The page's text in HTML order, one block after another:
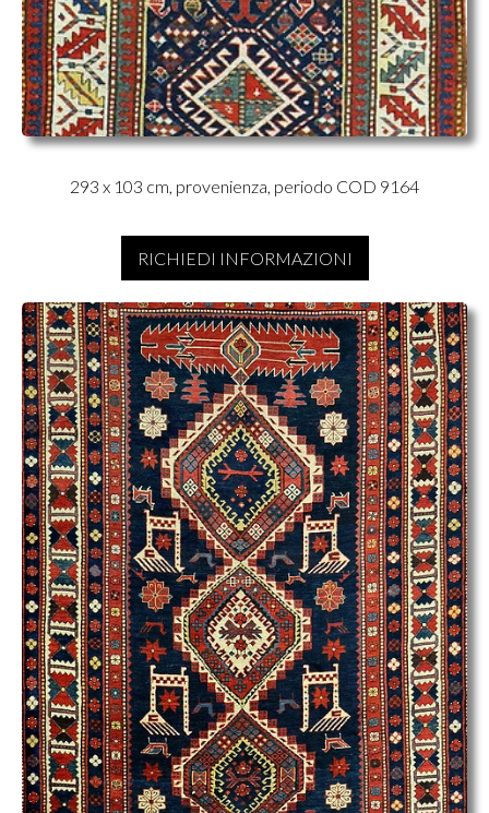
293 x 103 cm, provenienza, periodo COD 9164
RICHIEDI INFORMAZIONI